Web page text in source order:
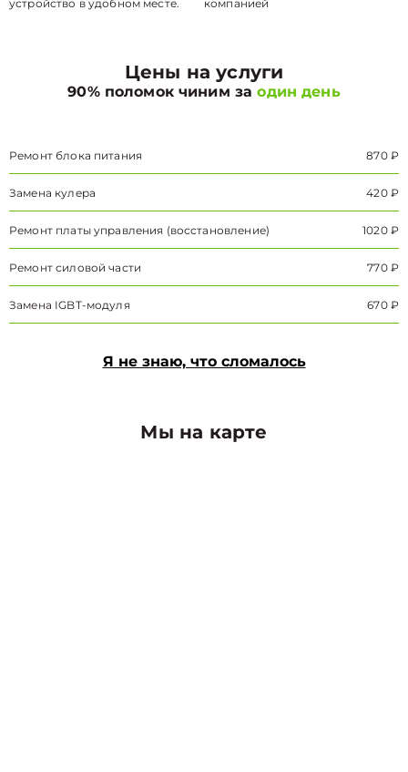
устройство в удобном месте.
компанией
Цены на услуги
90% поломок чиним заодин день
Ремонт блока питания 870 ₽
Замена кулера 420 ₽
Ремонт платы управления (восстановление) 1020 ₽
Ремонт силовой части 770 ₽
Замена IGBT-модуля 670 ₽
Я не знаю, что сломалось
Мы на карте